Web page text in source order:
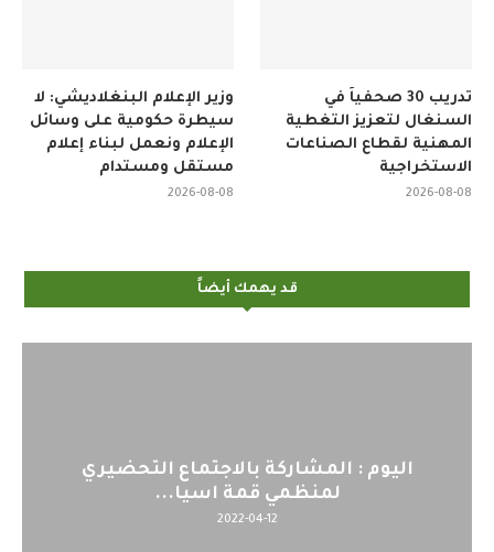
وزير الإعلام البنغلاديشي: لا
سيطرة حكومية على وسائل
الإعلام ونعمل لبناء إعلام
مستقل ومستدام
2026-08-08
تدريب 30 صحفياً في
السنغال لتعزيز التغطية
المهنية لقطاع الصناعات
الاستخراجية
2026-08-08
قد يهمك أيضاً
اليوم : المشاركة بالاجتماع التحضيري
لمنظمي قمة اسيا...
2022-04-12